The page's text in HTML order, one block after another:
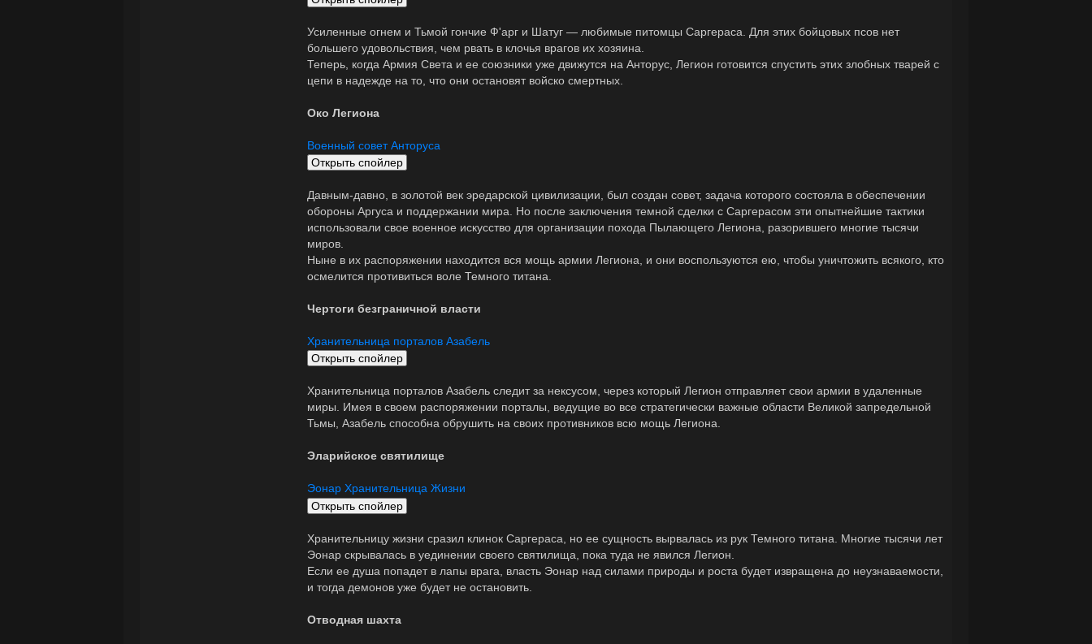
Усиленные огнем и Тьмой гончие Ф'арг и Шатуг — любимые питомцы Саргераса. Для этих бойцовых псов нет
большего удовольствия, чем рвать в клочья врагов их хозяина.
Теперь, когда Армия Света и ее союзники уже движутся на Анторус, Легион готовится спустить этих злобных тварей с
цепи в надежде на то, что они остановят войско смертных.
Око Легиона
Военный совет Анторуса
Давным-давно, в золотой век эредарской цивилизации, был создан совет, задача которого состояла в обеспечении
обороны Аргуса и поддержании мира. Но после заключения темной сделки с Саргерасом эти опытнейшие тактики
использовали свое военное искусство для организации похода Пылающего Легиона, разорившего многие тысячи
миров.
Ныне в их распоряжении находится вся мощь армии Легиона, и они воспользуются ею, чтобы уничтожить всякого, кто
осмелится противиться воле Темного титана.
Чертоги безграничной власти
Хранительница порталов Азабель
Хранительница порталов Азабель следит за нексусом, через который Легион отправляет свои армии в удаленные
миры. Имея в своем распоряжении порталы, ведущие во все стратегически важные области Великой запредельной
Тьмы, Азабель способна обрушить на своих противников всю мощь Легиона.
Эларийское святилище
Эонар Хранительница Жизни
Хранительницу жизни сразил клинок Саргераса, но ее сущность вырвалась из рук Темного титана. Многие тысячи лет
Эонар скрывалась в уединении своего святилища, пока туда не явился Легион.
Если ее душа попадет в лапы врага, власть Эонар над силами природы и роста будет извращена до неузнаваемости,
и тогда демонов уже будет не остановить.
Отводная шахта